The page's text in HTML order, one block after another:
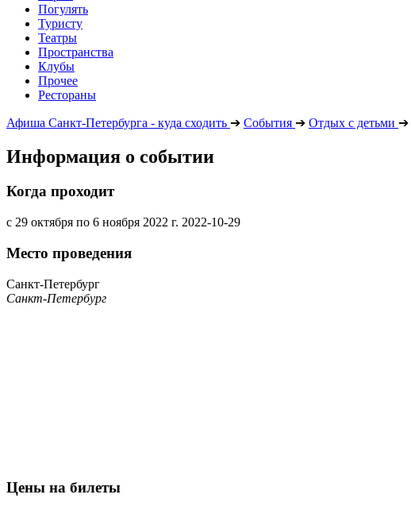
Погулять
Туристу
Театры
Пространства
Клубы
Прочее
Рестораны
Афиша Санкт-Петербурга - куда сходить ➔ События ➔ Отдых с детьми ➔
Информация о событии
Когда проходит
с 29 октября по 6 ноября 2022 г. 2022-10-29
Место проведения
Санкт-Петербург
Санкт-Петербург
Цены на билеты